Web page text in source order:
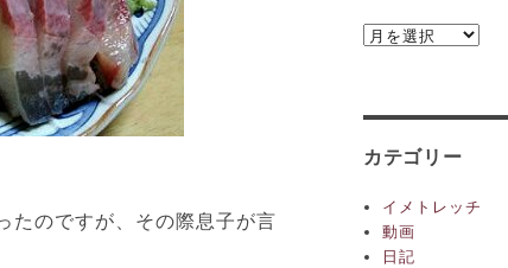
たのですが、その際息子が言
ア
カテゴリー
イメトレッチ
動画
日記